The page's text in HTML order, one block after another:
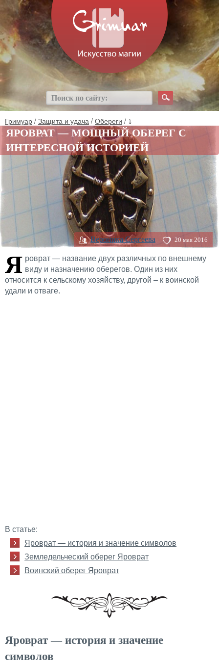
Гримуар / Защита и удача / Обереги / ⤵
ЯРОВРАТ — МОЩНЫЙ ОБЕРЕГ С
ИНТЕРЕСНОЙ ИСТОРИЕЙ
Вероника Сергеева 20 мая 2016
Я роврат — название двух различных по внешнему
виду и назначению оберегов. Один из них
относится к сельскому хозяйству, другой – к воинской
удали и отваге.
В статье:
Яроврат — история и значение символов
Земледельческий оберег Яроврат
Воинский оберег Яроврат
Яроврат — история и значение
символов